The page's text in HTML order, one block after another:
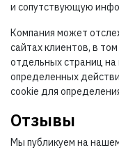
и сопутствующую
Компания может
сайтах клиентов, в
отдельных страниц
определенных
cookie для
Отзывы
Мы публикуем на